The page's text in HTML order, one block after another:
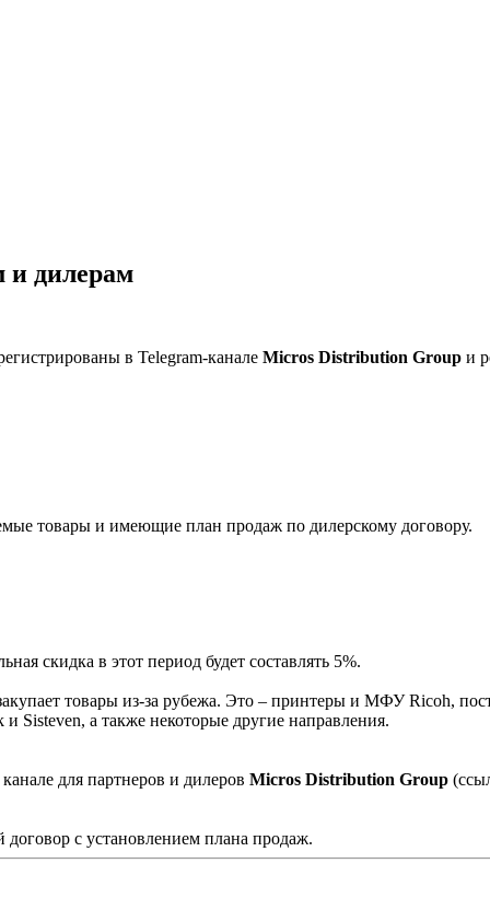
и дилерам
в Telegram-канале Micros Distribution Group и
товары и имеющие план продаж по дилерскому договору.
скидка в этот период будет составлять 5%.
товары из-за рубежа. Это – принтеры и МФУ Ricoh,
Sisteven, а также некоторые другие направления.
для партнеров и дилеров Micros Distribution Group
с установлением плана продаж.